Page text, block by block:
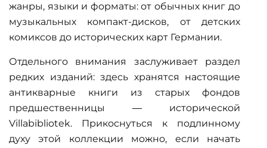
жанры, языки и форматы: от обычных книг до
музыкальных компакт-дисков, от детских
комиксов до исторических карт Германии.
Отдельного внимания заслуживает раздел
редких изданий: здесь хранятся настоящие
антикварные книги из старых фондов
предшественницы — исторической
Villabibliotek. Прикоснуться к подлинному
духу этой коллекции можно, если начать